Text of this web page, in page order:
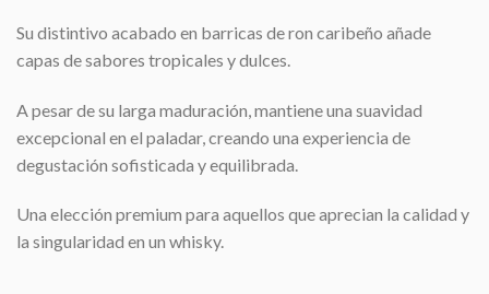
Su distintivo acabado en barricas de ron caribeño añade
capas de sabores tropicales y dulces.
A pesar de su larga maduración, mantiene una suavidad
excepcional en el paladar, creando una experiencia de
degustación sofisticada y equilibrada.
Una elección premium para aquellos que aprecian la calidad y
la singularidad en un whisky.